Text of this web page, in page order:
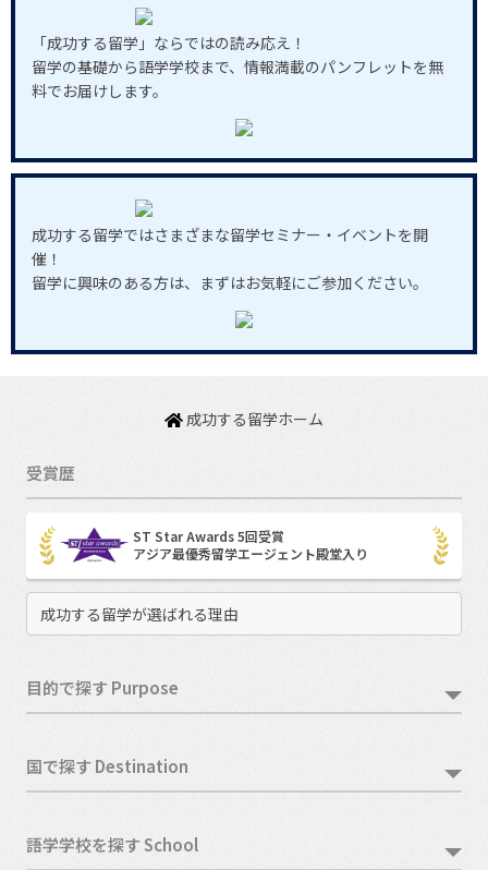
「成功する留学」ならではの読み応え！
留学の基礎から語学学校まで、情報満載のパンフレットを無
料でお届けします。
成功する留学ではさまざまな留学セミナー・イベントを開
催！
留学に興味のある方は、まずはお気軽にご参加ください。
成功する留学ホーム
受賞歴
ST Star Awards 5回受賞
アジア最優秀留学エージェント殿堂入り
成功する留学が選ばれる理由
目的で探す Purpose
国で探す Destination
語学学校を探す School